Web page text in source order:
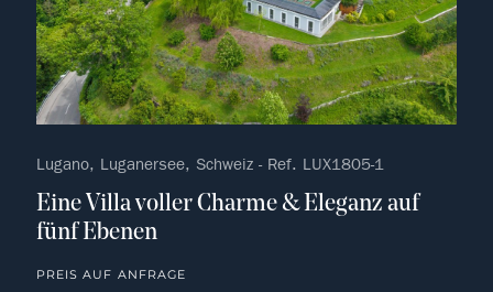
Lugano, Luganersee, Schweiz - Ref. LUX1805-1
Eine Villa voller Charme & Eleganz auf
fünf Ebenen
PREIS AUF ANFRAGE